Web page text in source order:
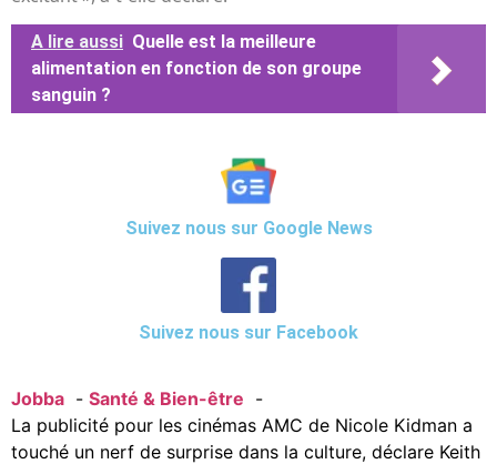
A lire aussi Quelle est la meilleure
alimentation en fonction de son groupe
sanguin ?
Suivez nous sur Google News
Suivez nous sur Facebook
Jobba
Santé & Bien-être
La publicité pour les cinémas AMC de Nicole Kidman a
touché un nerf de surprise dans la culture, déclare Keith